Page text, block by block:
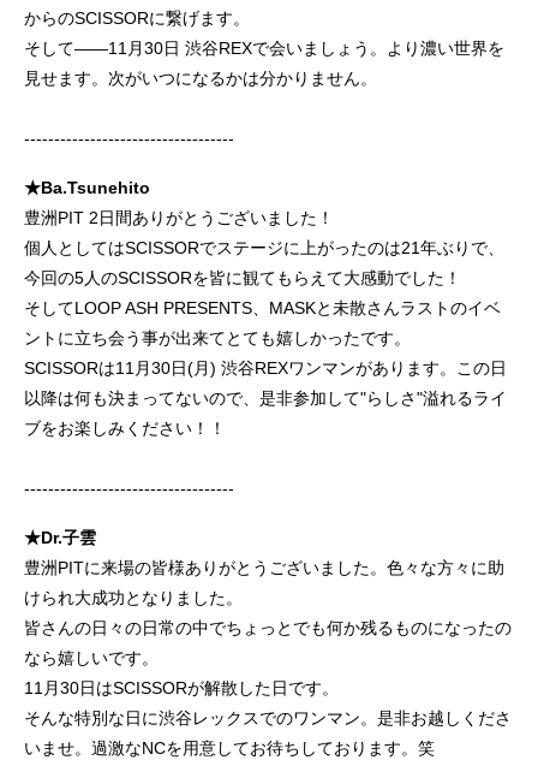
からのSCISSORに繋げます。
そして――11月30日 渋谷REXで会いましょう。より濃い世界を
見せます。次がいつになるかは分かりません。
-----------------------------------
★Ba.Tsunehito
豊洲PIT 2日間ありがとうございました！
個人としてはSCISSORでステージに上がったのは21年ぶりで、
今回の5人のSCISSORを皆に観てもらえて大感動でした！
そしてLOOP ASH PRESENTS、MASKと未散さんラストのイベ
ントに立ち会う事が出来てとても嬉しかったです。
SCISSORは11月30日(月) 渋谷REXワンマンがあります。この日
以降は何も決まってないので、是非参加して"らしさ"溢れるライ
ブをお楽しみください！！
-----------------------------------
★Dr.子雲
豊洲PITに来場の皆様ありがとうございました。色々な方々に助
けられ大成功となりました。
皆さんの日々の日常の中でちょっとでも何か残るものになったの
なら嬉しいです。
11月30日はSCISSORが解散した日です。
そんな特別な日に渋谷レックスでのワンマン。是非お越しくださ
いませ。過激なNCを用意してお待ちしております。笑